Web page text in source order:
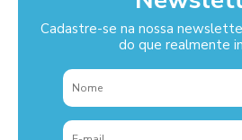
Cadastre-se na nossa
do que realmente